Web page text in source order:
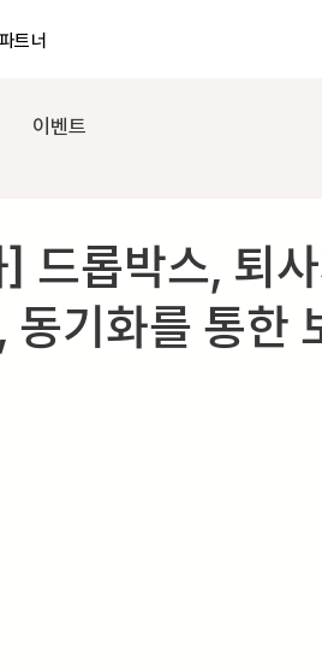
파트너
이벤트
롭박스, 퇴사
기화를 통한